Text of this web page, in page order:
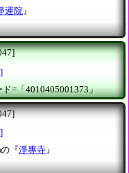
運院』
=「4010405001373」
『淨專寺 』